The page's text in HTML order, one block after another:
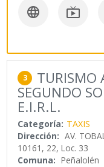
 
3 TURISMO
SEGUNDO
E.I.R.L.
Categoría: TAXIS
Dirección: AV.
10161, 22, Loc. 33
Comuna: Peñalolén